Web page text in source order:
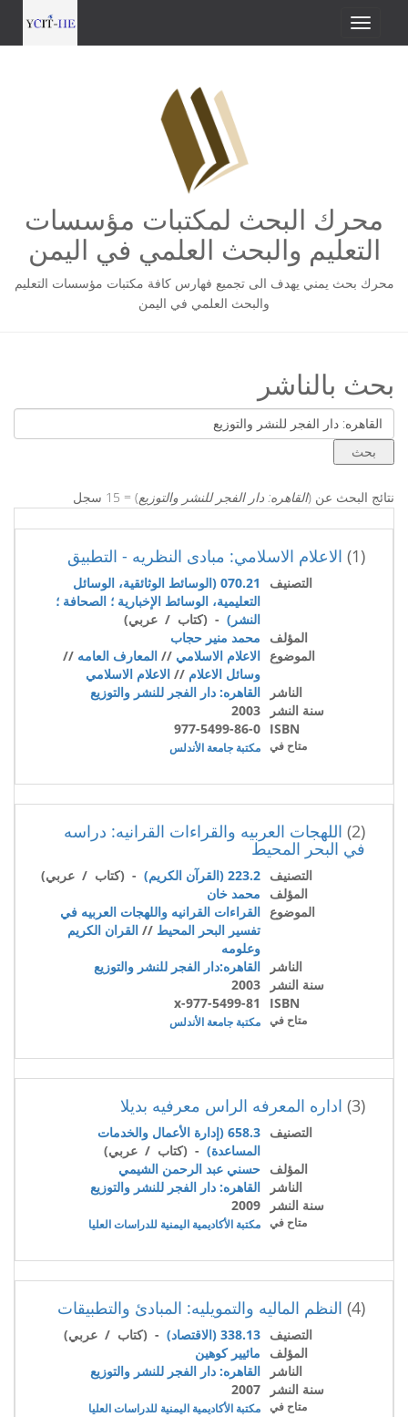
محرك البحث لمكتبات مؤسسات
التعليم والبحث العلمي في اليمن
محرك بحث يمني يهدف الى تجميع فهارس كافة مكتبات مؤسسات التعليم
والبحث العلمي في اليمن
بحث بالناشر
نتائج البحث عن (القاهره: دار الفجر للنشر والتوزيع) = 15 سجل
(1) الاعلام الاسلامي: مبادى النظريه - التطبيق
التصنيف
070.21 (الوسائط الوثائقية، الوسائل
التعليمية، الوسائط الإخبارية ؛ الصحافة ؛
النشر) - (كتاب / عربي)
المؤلف
محمد منير حجاب
الموضوع الاعلام الاسلامي // المعارف العامه //
وسائل الاعلام // الاعلام الاسلامي
الناشر
القاهره: دار الفجر للنشر والتوزيع
سنة النشر
2003
ISBN
977-5499-86-0
متاح في مكتبة جامعة الأندلس
(2) اللهجات العربيه والقراءات القرانيه: دراسه
في البحر المحيط
التصنيف 223.2 (القرآن الكريم)
- (كتاب / عربي)
المؤلف
محمد خان
الموضوع القراءات القرانيه واللهجات العربيه في
تفسير البحر المحيط // القران الكريم
وعلومه
الناشر
القاهره:دار الفجر للنشر والتوزيع
سنة النشر
2003
ISBN
977-5499-81-x
متاح في مكتبة جامعة الأندلس
(3) اداره المعرفه الراس معرفيه بديلا
التصنيف
658.3 (إدارة الأعمال والخدمات
المساعدة) - (كتاب / عربي)
المؤلف حسني عبد الرحمن الشيمي
الناشر
القاهره: دار الفجر للنشر والتوزيع
سنة النشر
2009
متاح في مكتبة الأكاديمية اليمنية للدراسات العليا
(4) النظم الماليه والتمويليه: المبادئ والتطبيقات
التصنيف 338.13 (الاقتصاد)
- (كتاب / عربي)
المؤلف
مائيير كوهين
الناشر
القاهره: دار الفجر للنشر والتوزيع
سنة النشر
2007
متاح في مكتبة الأكاديمية اليمنية للدراسات العليا